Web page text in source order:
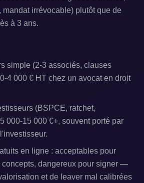
mandat irrévocable) plutôt que de
à 3 ans.
simple (2-3 associés, clauses
4 000 € HT chez un avocat en droit
(BSPCE, ratchet,
000-15 000 €+, souvent porté par
en ligne : acceptables pour
concepts, dangereux pour signer —
et de leaver mal calibrées